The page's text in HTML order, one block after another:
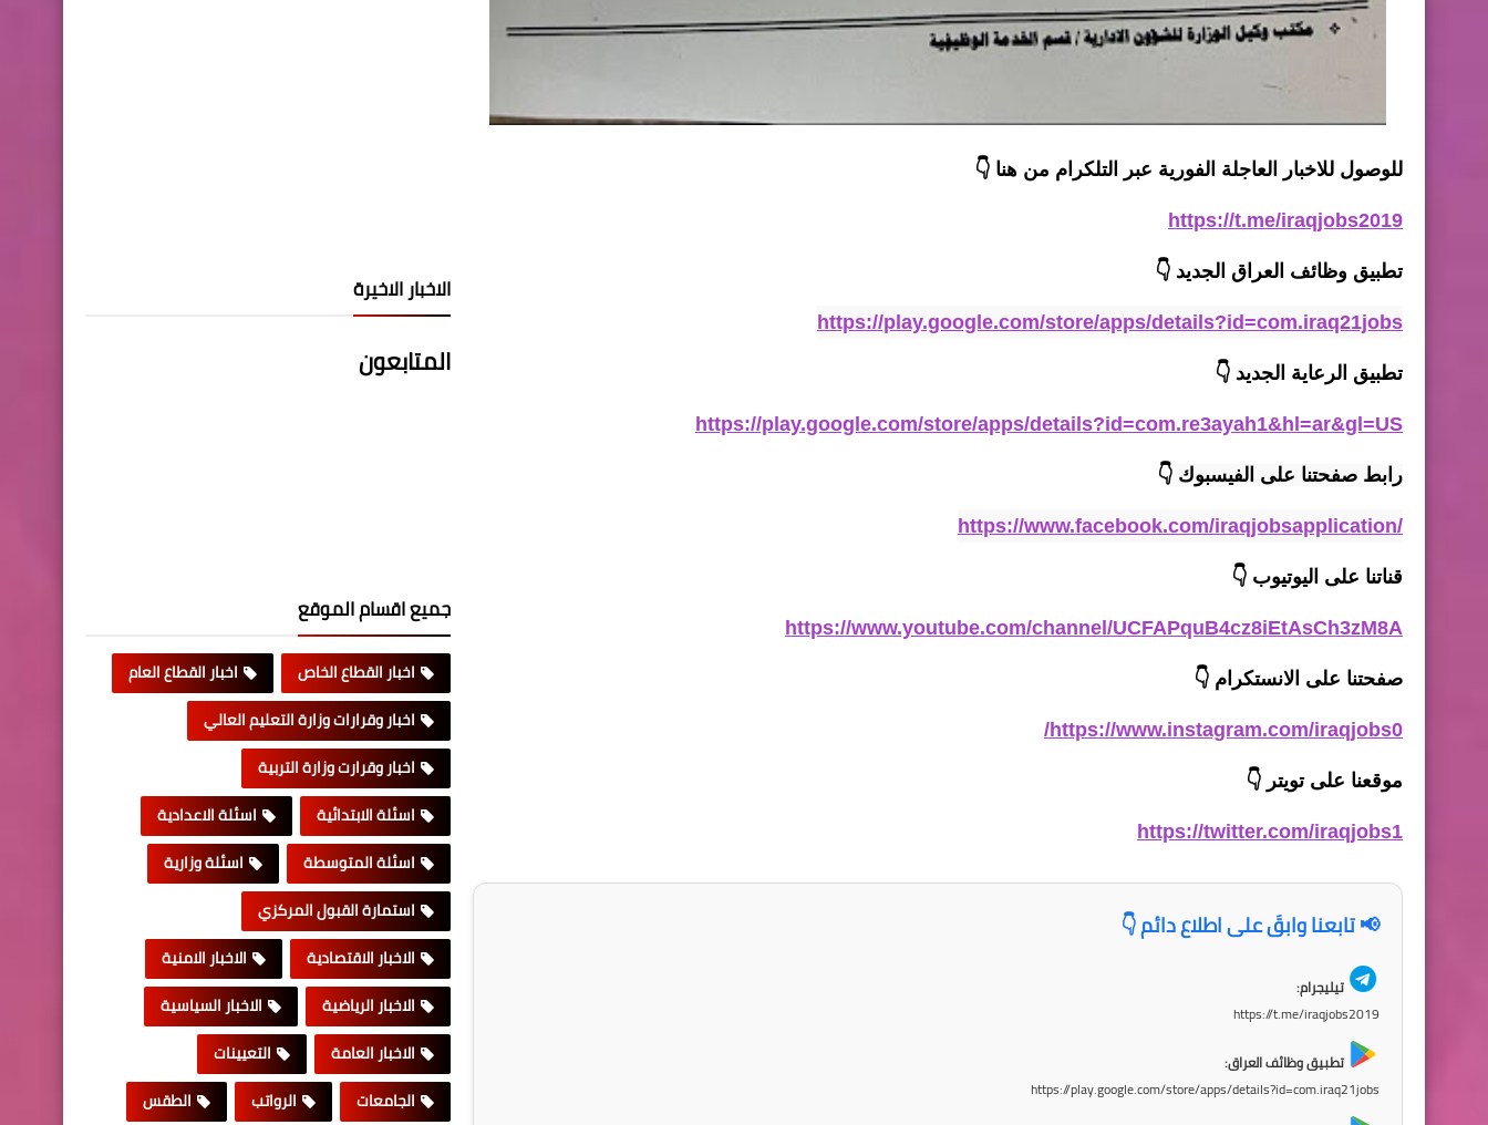
للوصول للاخبار العاجلة الفورية عبر التلكرام من هنا 👇
https://t.me/iraqjobs2019
تطبيق وظائف العراق الجديد 👇
https://play.google.com/store/apps/details?id=com.iraq21jobs
تطبيق الرعاية الجديد 👇
https://play.google.com/store/apps/details?id=com.re3ayah1&hl=ar&gl=US
رابط صفحتنا على الفيسبوك 👇
https://www.facebook.com/iraqjobsapplication/
قناتنا على اليوتيوب 👇
https://www.youtube.com/channel/UCFAPquB4cz8iEtAsCh3zM8A
صفحتنا على الانستكرام 👇
https://www.instagram.com/iraqjobs0/
موقعنا على تويتر 👇
https://twitter.com/iraqjobs1
📢 تابعنا وابقَ على اطلاع دائم 👇
تيليجرام:
https://t.me/iraqjobs2019
تطبيق وظائف العراق:
https://play.google.com/store/apps/details?id=com.iraq21jobs
الاخبار الاخيرة
المتابعون
جميع اقسام الموقع
اخبار القطاع الخاص
اخبار القطاع العام
اخبار وقرارات وزارة التعليم العالي
اخبار وقرارت وزارة التربية
اسئلة الابتدائية
اسئلة الاعدادية
اسئلة المتوسطة
اسئلة وزارية
استمارة القبول المركزي
الاخبار الاقتصادية
الاخبار الامنية
الاخبار الرياضية
الاخبار السياسية
الاخبار العامة
التعيينات
الجامعات
الرواتب الطقس